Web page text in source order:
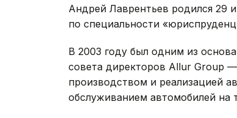
Андрей Лаврентьев родился 29
по специальности
В 2003 году был одним из
совета директоров Allur Group
производством и реализацией
обслуживанием автомобилей на